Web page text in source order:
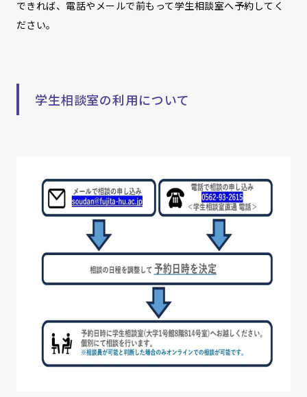
できれば、電話やメールで前もって学生相談室へ予約してく
ださい。
学生相談室の利用について